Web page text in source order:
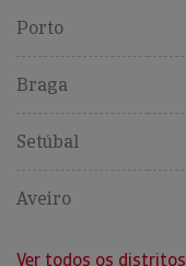
Porto
Braga
Setúbal
Aveiro
Ver todos os distritos